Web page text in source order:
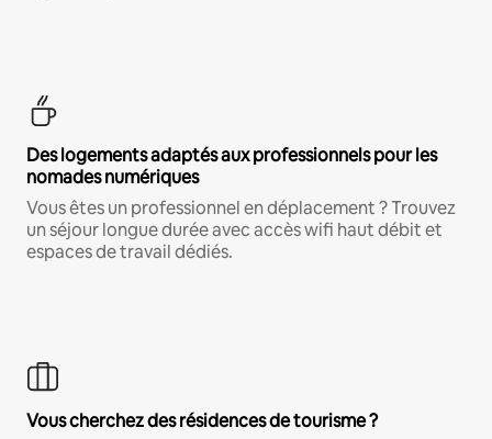
Des logements adaptés aux professionnels pour les
nomades numériques
Vous êtes un professionnel en déplacement ? Trouvez
un séjour longue durée avec accès wifi haut débit et
espaces de travail dédiés.
Vous cherchez des résidences de tourisme ?